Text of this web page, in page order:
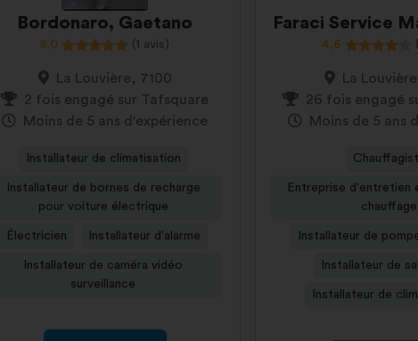
Bordonaro, Gaetano
5,0 (1 avis)
La Louvière, 7100
2 fois engagé sur Tafsquare
Moins de 5 ans d'expérience
Installateur de climatisation
Installateur de bornes de recharge
pour voiture électrique
Électricien Installateur d'alarme
Installateur de caméra vidéo
surveillance
Faraci Service
4,6
La
26 fois engagé
Moins de 5 ans
Entreprise d'entretien
chauffage
Installateur de
Installateur de
Installateur de